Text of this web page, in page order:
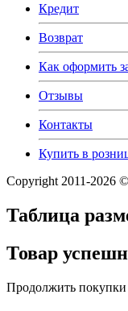
Кредит
Возврат
Как оформить
Отзывы
Контакты
Купить в
Copyright 2011-2026
Таблица
Товар
Продолжить покупки